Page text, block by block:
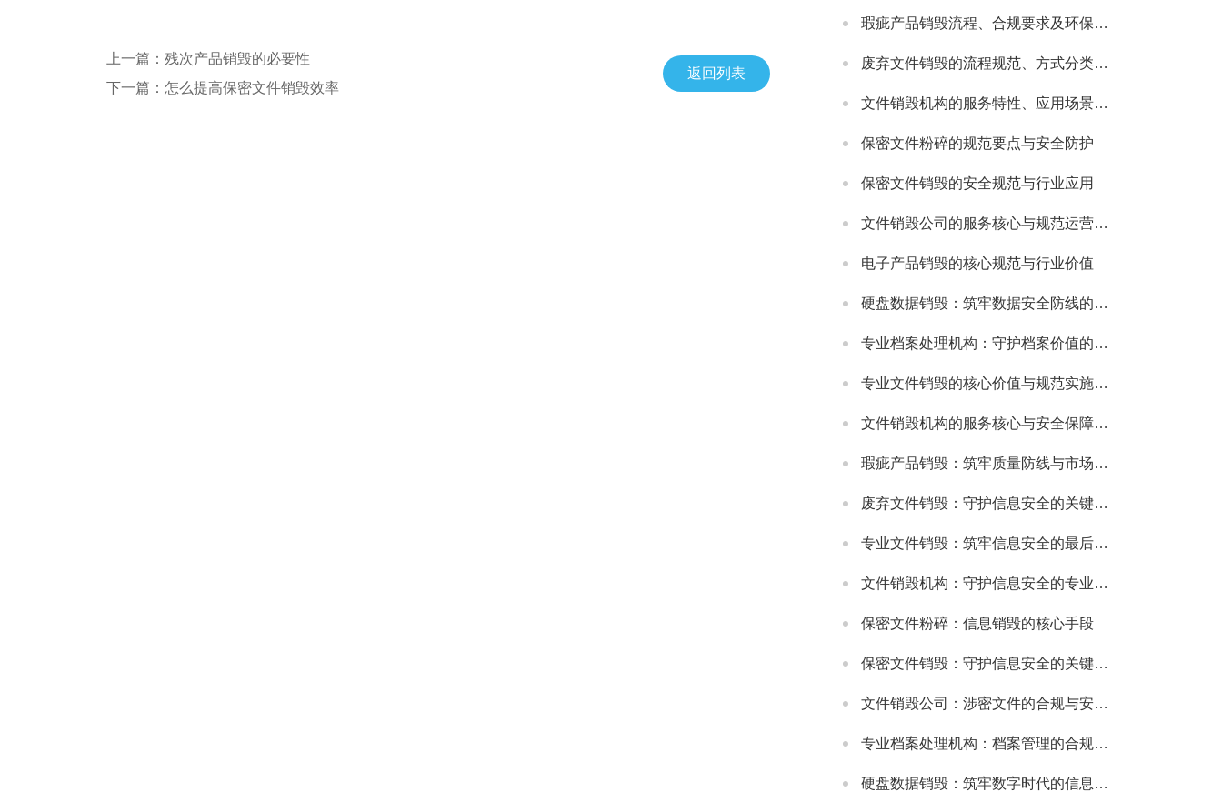
上一篇：残次产品销毁的必要性
下一篇：怎么提高保密文件销毁效率
返回列表
瑕疵产品销毁流程、合规要求及环保处理指南
废弃文件销毁的流程规范、方式分类及安全注意事项
文件销毁机构的服务特性、应用场景及选型要点解析
保密文件粉碎的规范要点与安全防护
保密文件销毁的安全规范与行业应用
文件销毁公司的服务核心与规范运营要点
电子产品销毁的核心规范与行业价值
硬盘数据销毁：筑牢数据安全防线的关键举措
专业档案处理机构：守护档案价值的规范化服务载体
专业文件销毁的核心价值与规范实施指南
文件销毁机构的服务核心与安全保障体系
瑕疵产品销毁：筑牢质量防线与市场规范的重要举措
废弃文件销毁：守护信息安全的关键环节
专业文件销毁：筑牢信息安全的最后防线
文件销毁机构：守护信息安全的专业屏障
保密文件粉碎：信息销毁的核心手段
保密文件销毁：守护信息安全的关键环节
文件销毁公司：涉密文件的合规与安全销毁服务
专业档案处理机构：档案管理的合规与高效解决方案
硬盘数据销毁：筑牢数字时代的信息安全防线